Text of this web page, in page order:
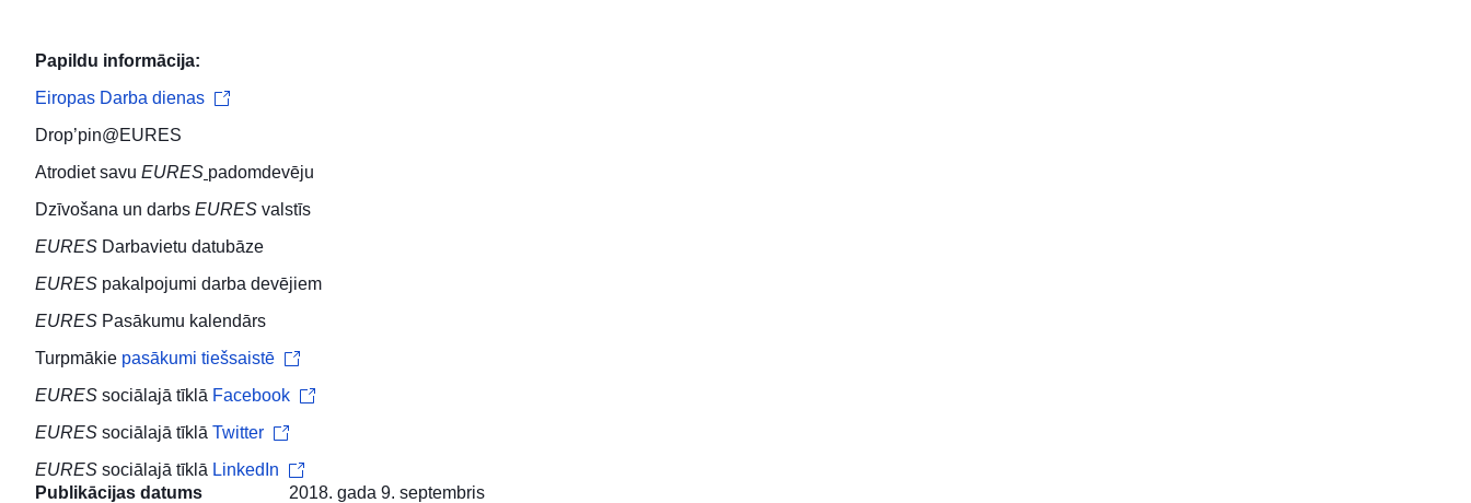
Papildu informācija:
Eiropas Darba dienas
Drop’pin@EURES
Atrodiet savu EURES padomdevēju
Dzīvošana un darbs EURES valstīs
EURES Darbavietu datubāze
EURES pakalpojumi darba devējiem
EURES Pasākumu kalendārs
Turpmākie pasākumi tiešsaistē
EURES sociālajā tīklā Facebook
EURES sociālajā tīklā Twitter
EURES sociālajā tīklā LinkedIn
Publikācijas datums
2018. gada 9. septembris